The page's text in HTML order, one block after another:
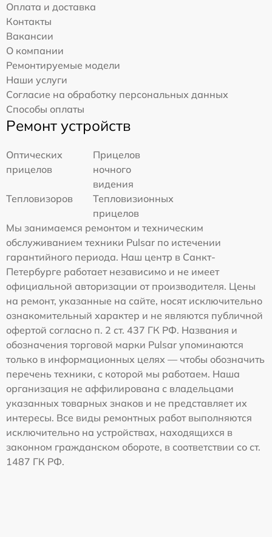
Оплата и доставка
Контакты
Вакансии
О компании
Ремонтируемые модели
Наши услуги
Согласие на обработку персональных данных
Способы оплаты
Ремонт устройств
Оптических
прицелов
Прицелов
ночного
видения
Тепловизоров
Тепловизионных
прицелов
Мы занимаемся ремонтом и техническим
обслуживанием техники Pulsar по истечении
гарантийного периода. Наш центр в Санкт-
Петербурге работает независимо и не имеет
официальной авторизации от производителя. Цены
на ремонт, указанные на сайте, носят исключительно
ознакомительный характер и не являются публичной
офертой согласно п. 2 ст. 437 ГК РФ. Названия и
обозначения торговой марки Pulsar упоминаются
только в информационных целях — чтобы обозначить
перечень техники, с которой мы работаем. Наша
организация не аффилирована с владельцами
указанных товарных знаков и не представляет их
интересы. Все виды ремонтных работ выполняются
исключительно на устройствах, находящихся в
законном гражданском обороте, в соответствии со ст.
1487 ГК РФ.